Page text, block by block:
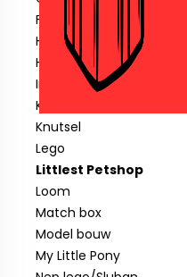
Fisher price
Hotwheels
Hout speelgoed
Indiaan
Klein speelgoed tot € 1,00
Knutsel
Lego
Littlest Petshop
Loom
Match box
Model bouw
My Little Pony